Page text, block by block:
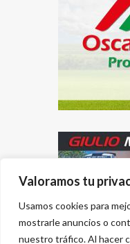
Valoramos tu
Usamos cookies para
mostrarle anuncios o
nuestro tráfico. Al hacer